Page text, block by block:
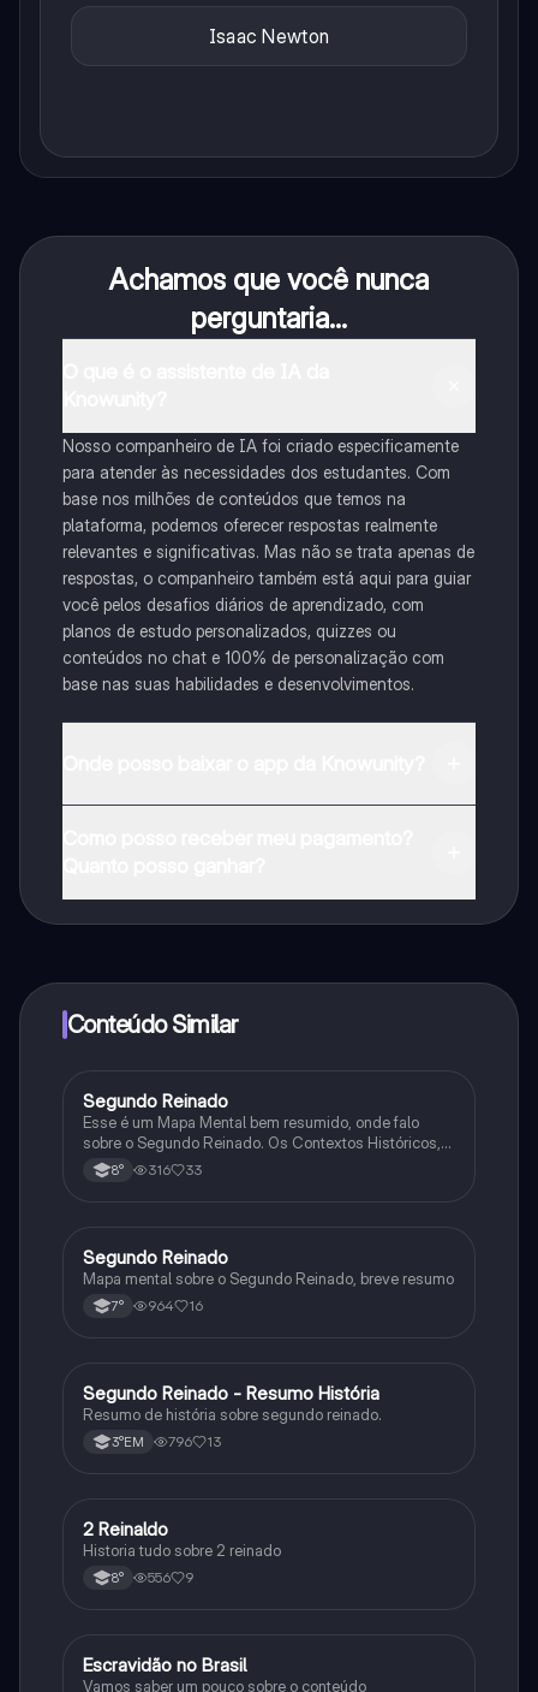
Isaac Newton
Achamos que você nunca
perguntaria...
Nosso companheiro de IA foi criado especificamente
para atender às necessidades dos estudantes. Com
base nos milhões de conteúdos que temos na
plataforma, podemos oferecer respostas realmente
relevantes e significativas. Mas não se trata apenas de
respostas, o companheiro também está aqui para guiar
você pelos desafios diários de aprendizado, com
planos de estudo personalizados, quizzes ou
conteúdos no chat e 100% de personalização com
base nas suas habilidades e desenvolvimentos.
Conteúdo Similar
História
Segundo Reinado
Esse é um Mapa Mental bem resumido, onde falo
sobre o Segundo Reinado. Os Contextos Históricos,
Monarquia, Aspectos Políticos, Economia, Sociedade,
Cultura, Conflitos e Crises e Proclamação da
8° 316 33
História
Segundo Reinado
Mapa mental sobre o Segundo Reinado, breve resumo
7° 964 16
História
Segundo Reinado - Resumo História
Resumo de história sobre segundo reinado.
3°EM 796 13
História
2 Reinaldo
Historia tudo sobre 2 reinado
8° 556 9
História
Escravidão no Brasil
Vamos saber um pouco sobre o conteúdo